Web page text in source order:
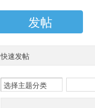
发帖
快速发帖
选择主题分类